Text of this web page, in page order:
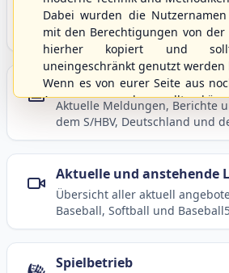
Grundlagen und Hintergründe
und Baseball5.
Berichte und Neuigkeiten
Aktuelle Meldungen, Berichte
dem S/HBV, Deutschland und
Aktuelle und anstehende
Übersicht aller aktuell
Baseball, Softball und
Spielbetrieb
Dabei wurden die
mit den Berechtigungen von der
hierher kopiert und
uneingeschränkt genutzt werden
Wenn es von eurer Seite aus
Anregungen geben sollte,
gerne an die Verbandsadresse